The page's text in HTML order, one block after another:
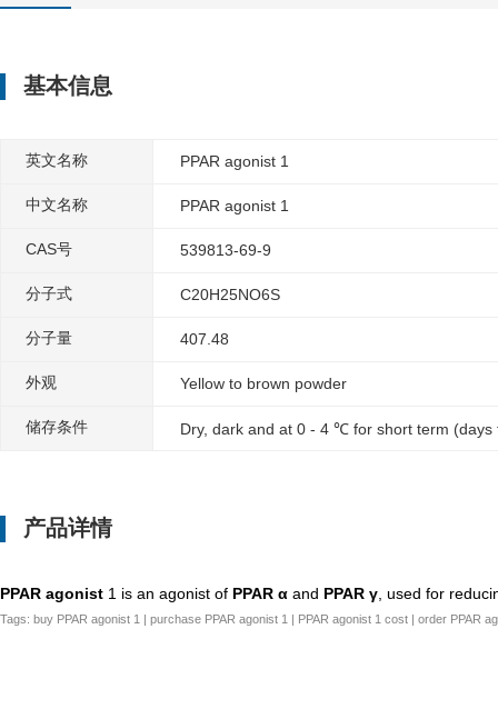
基本信息
英文名称 PPAR agonist 1
中文名称 PPAR agonist 1
CAS号 539813-69-9
分子式 C20H25NO6S
分子量 407.48
外观 Yellow to brown powder
储存条件 Dry, dark and at 0 - 4 ℃ for short term
产品详情
PPAR agonist 1 is an agonist of PPAR α and PPAR γ, used for
Tags: buy PPAR agonist 1 | purchase PPAR agonist 1 | PPAR agonist 1 cost | order PPAR